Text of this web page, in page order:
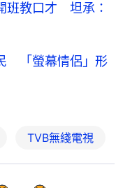
班教口才 坦承：
「螢幕情侶」形
TVB無綫電視